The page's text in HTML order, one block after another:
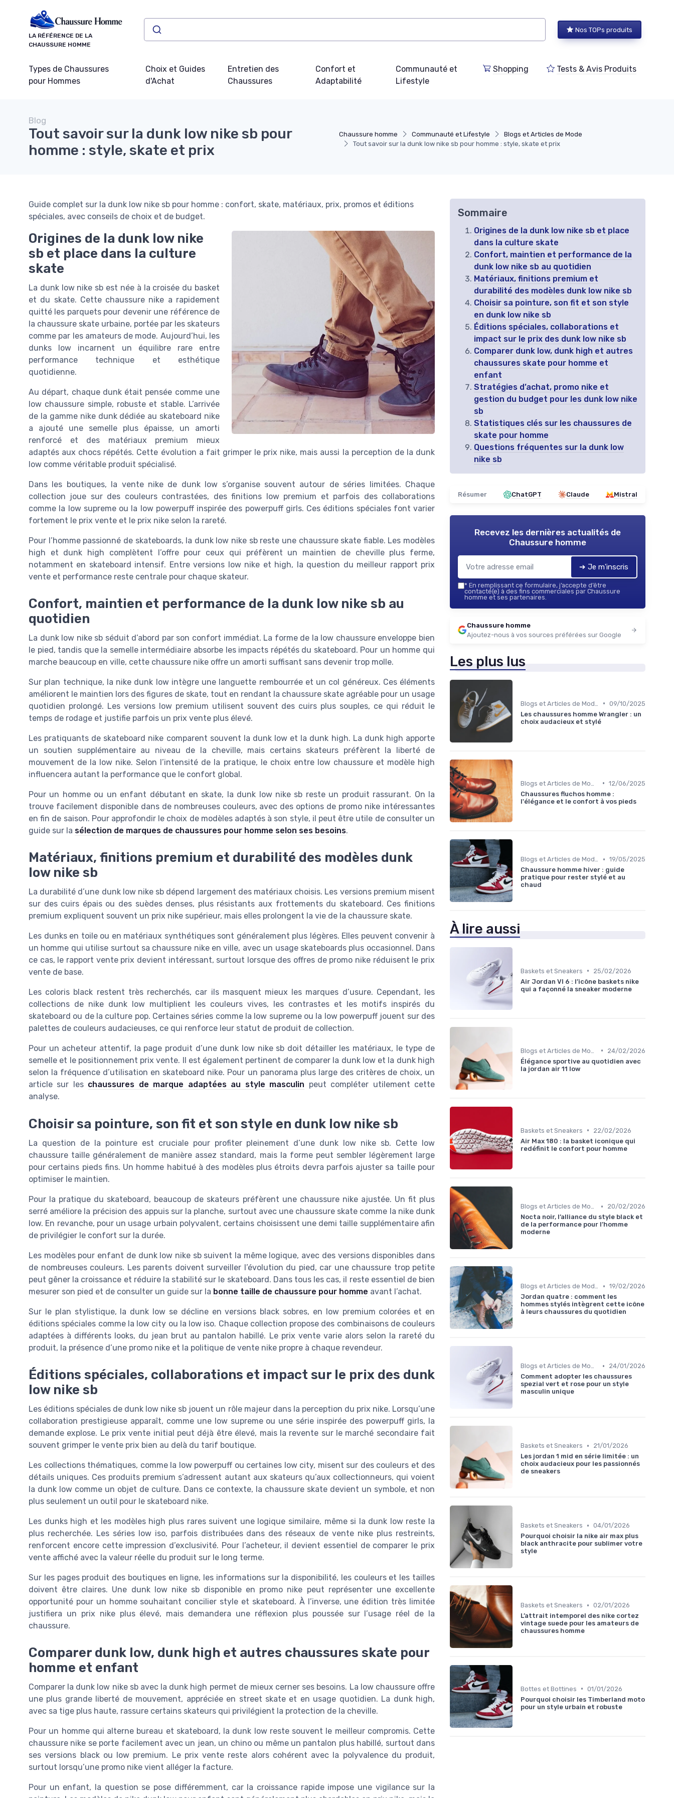
LA RÉFÉRENCE DE LA
CHAUSSURE HOMME
Nos TOPs produits
Types de Chaussures
pour Hommes
Choix et Guides
d'Achat
Entretien des
Chaussures
Confort et
Adaptabilité
Communauté et
Lifestyle
Shopping Tests & Avis Produits
Chaussure homme Communauté et Lifestyle
Blogs et Articles de Mode
Tout savoir sur la dunk low nike sb pour homme : style, skate et prix
Blog
Tout savoir sur la dunk low nike sb pour
homme : style, skate et prix
Guide complet sur la dunk low nike sb pour homme : confort, skate, matériaux, prix, promos et éditions
spéciales, avec conseils de choix et de budget.
Origines de la dunk low nike
sb et place dans la culture
skate
La dunk low nike sb est née à la croisée du basket
et du skate. Cette chaussure nike a rapidement
quitté les parquets pour devenir une référence de
la chaussure skate urbaine, portée par les skateurs
comme par les amateurs de mode. Aujourd’hui, les
dunks low incarnent un équilibre rare entre
performance technique et esthétique
quotidienne.
Au départ, chaque dunk était pensée comme une
low chaussure simple, robuste et stable. L’arrivée
de la gamme nike dunk dédiée au skateboard nike
a ajouté une semelle plus épaisse, un amorti
renforcé et des matériaux premium mieux
adaptés aux chocs répétés. Cette évolution a fait grimper le prix nike, mais aussi la perception de la dunk
low comme véritable produit spécialisé.
Dans les boutiques, la vente nike de dunk low s’organise souvent autour de séries limitées. Chaque
collection joue sur des couleurs contrastées, des finitions low premium et parfois des collaborations
comme la low supreme ou la low powerpuff inspirée des powerpuff girls. Ces éditions spéciales font varier
fortement le prix vente et le prix nike selon la rareté.
Pour l’homme passionné de skateboards, la dunk low nike sb reste une chaussure skate fiable. Les modèles
high et dunk high complètent l’offre pour ceux qui préfèrent un maintien de cheville plus ferme,
notamment en skateboard intensif. Entre versions low nike et high, la question du meilleur rapport prix
vente et performance reste centrale pour chaque skateur.
Confort, maintien et performance de la dunk low nike sb au
quotidien
La dunk low nike sb séduit d’abord par son confort immédiat. La forme de la low chaussure enveloppe bien
le pied, tandis que la semelle intermédiaire absorbe les impacts répétés du skateboard. Pour un homme qui
marche beaucoup en ville, cette chaussure nike offre un amorti suffisant sans devenir trop molle.
Sur plan technique, la nike dunk low intègre une languette rembourrée et un col généreux. Ces éléments
améliorent le maintien lors des figures de skate, tout en rendant la chaussure skate agréable pour un usage
quotidien prolongé. Les versions low premium utilisent souvent des cuirs plus souples, ce qui réduit le
temps de rodage et justifie parfois un prix vente plus élevé.
Les pratiquants de skateboard nike comparent souvent la dunk low et la dunk high. La dunk high apporte
un soutien supplémentaire au niveau de la cheville, mais certains skateurs préfèrent la liberté de
mouvement de la low nike. Selon l’intensité de la pratique, le choix entre low chaussure et modèle high
influencera autant la performance que le confort global.
Pour un homme ou un enfant débutant en skate, la dunk low nike sb reste un produit rassurant. On la
trouve facilement disponible dans de nombreuses couleurs, avec des options de promo nike intéressantes
en fin de saison. Pour approfondir le choix de modèles adaptés à son style, il peut être utile de consulter un
guide sur la sélection de marques de chaussures pour homme selon ses besoins.
Matériaux, finitions premium et durabilité des modèles dunk
low nike sb
La durabilité d’une dunk low nike sb dépend largement des matériaux choisis. Les versions premium misent
sur des cuirs épais ou des suèdes denses, plus résistants aux frottements du skateboard. Ces finitions
premium expliquent souvent un prix nike supérieur, mais elles prolongent la vie de la chaussure skate.
Les dunks en toile ou en matériaux synthétiques sont généralement plus légères. Elles peuvent convenir à
un homme qui utilise surtout sa chaussure nike en ville, avec un usage skateboards plus occasionnel. Dans
ce cas, le rapport vente prix devient intéressant, surtout lorsque des offres de promo nike réduisent le prix
vente de base.
Les coloris black restent très recherchés, car ils masquent mieux les marques d’usure. Cependant, les
collections de nike dunk low multiplient les couleurs vives, les contrastes et les motifs inspirés du
skateboard ou de la culture pop. Certaines séries comme la low supreme ou la low powerpuff jouent sur des
palettes de couleurs audacieuses, ce qui renforce leur statut de produit de collection.
Pour un acheteur attentif, la page produit d’une dunk low nike sb doit détailler les matériaux, le type de
semelle et le positionnement prix vente. Il est également pertinent de comparer la dunk low et la dunk high
selon la fréquence d’utilisation en skateboard nike. Pour un panorama plus large des critères de choix, un
article sur les chaussures de marque adaptées au style masculin peut compléter utilement cette
analyse.
Choisir sa pointure, son fit et son style en dunk low nike sb
La question de la pointure est cruciale pour profiter pleinement d’une dunk low nike sb. Cette low
chaussure taille généralement de manière assez standard, mais la forme peut sembler légèrement large
pour certains pieds fins. Un homme habitué à des modèles plus étroits devra parfois ajuster sa taille pour
optimiser le maintien.
Pour la pratique du skateboard, beaucoup de skateurs préfèrent une chaussure nike ajustée. Un fit plus
serré améliore la précision des appuis sur la planche, surtout avec une chaussure skate comme la nike dunk
low. En revanche, pour un usage urbain polyvalent, certains choisissent une demi taille supplémentaire afin
de privilégier le confort sur la durée.
Les modèles pour enfant de dunk low nike sb suivent la même logique, avec des versions disponibles dans
de nombreuses couleurs. Les parents doivent surveiller l’évolution du pied, car une chaussure trop petite
peut gêner la croissance et réduire la stabilité sur le skateboard. Dans tous les cas, il reste essentiel de bien
mesurer son pied et de consulter un guide sur la bonne taille de chaussure pour homme avant l’achat.
Sur le plan stylistique, la dunk low se décline en versions black sobres, en low premium colorées et en
éditions spéciales comme la low city ou la low iso. Chaque collection propose des combinaisons de couleurs
adaptées à différents looks, du jean brut au pantalon habillé. Le prix vente varie alors selon la rareté du
produit, la présence d’une promo nike et la politique de vente nike propre à chaque revendeur.
Éditions spéciales, collaborations et impact sur le prix des dunk
low nike sb
Les éditions spéciales de dunk low nike sb jouent un rôle majeur dans la perception du prix nike. Lorsqu’une
collaboration prestigieuse apparaît, comme une low supreme ou une série inspirée des powerpuff girls, la
demande explose. Le prix vente initial peut déjà être élevé, mais la revente sur le marché secondaire fait
souvent grimper le vente prix bien au delà du tarif boutique.
Les collections thématiques, comme la low powerpuff ou certaines low city, misent sur des couleurs et des
détails uniques. Ces produits premium s’adressent autant aux skateurs qu’aux collectionneurs, qui voient
la dunk low comme un objet de culture. Dans ce contexte, la chaussure skate devient un symbole, et non
plus seulement un outil pour le skateboard nike.
Les dunks high et les modèles high plus rares suivent une logique similaire, même si la dunk low reste la
plus recherchée. Les séries low iso, parfois distribuées dans des réseaux de vente nike plus restreints,
renforcent encore cette impression d’exclusivité. Pour l’acheteur, il devient essentiel de comparer le prix
vente affiché avec la valeur réelle du produit sur le long terme.
Sur les pages produit des boutiques en ligne, les informations sur la disponibilité, les couleurs et les tailles
doivent être claires. Une dunk low nike sb disponible en promo nike peut représenter une excellente
opportunité pour un homme souhaitant concilier style et skateboard. À l’inverse, une édition très limitée
justifiera un prix nike plus élevé, mais demandera une réflexion plus poussée sur l’usage réel de la
chaussure.
Comparer dunk low, dunk high et autres chaussures skate pour
homme et enfant
Comparer la dunk low nike sb avec la dunk high permet de mieux cerner ses besoins. La low chaussure offre
une plus grande liberté de mouvement, appréciée en street skate et en usage quotidien. La dunk high,
avec sa tige plus haute, rassure certains skateurs qui privilégient la protection de la cheville.
Pour un homme qui alterne bureau et skateboard, la dunk low reste souvent le meilleur compromis. Cette
chaussure nike se porte facilement avec un jean, un chino ou même un pantalon plus habillé, surtout dans
ses versions black ou low premium. Le prix vente reste alors cohérent avec la polyvalence du produit,
surtout lorsqu’une promo nike vient alléger la facture.
Pour un enfant, la question se pose différemment, car la croissance rapide impose une vigilance sur la
Sommaire
Origines de la dunk low nike sb et place
dans la culture skate
Confort, maintien et performance de la
dunk low nike sb au quotidien
Matériaux, finitions premium et
durabilité des modèles dunk low nike sb
Choisir sa pointure, son fit et son style
en dunk low nike sb
Éditions spéciales, collaborations et
impact sur le prix des dunk low nike sb
Comparer dunk low, dunk high et autres
chaussures skate pour homme et
enfant
Stratégies d’achat, promo nike et
gestion du budget pour les dunk low nike
sb
Statistiques clés sur les chaussures de
skate pour homme
Questions fréquentes sur la dunk low
nike sb
Résumer ChatGPT Claude Mistral
Recevez les dernières actualités de
Chaussure homme
➔ Je m'inscris
* En remplissant ce formulaire, j’accepte d’être
contacté(e) à des fins commerciales par Chaussure
homme et ses partenaires.
Chaussure homme
Ajoutez-nous à vos sources préférées sur Google
Les plus lus
• 09/10/2025
Les chaussures homme Wrangler : un
choix audacieux et stylé
• 12/06/2025
Chaussures fluchos homme :
l'élégance et le confort à vos pieds
Blogs et Articles de Mode • 19/05/2025
Chaussure homme hiver : guide
pratique pour rester stylé et au
chaud
À lire aussi
Baskets et Sneakers •
25/02/2026
Air Jordan VI 6 : l’icône baskets nike
qui a façonné la sneaker moderne
•
24/02/2026
Élégance sportive au quotidien avec
la jordan air 11 low
Baskets et Sneakers •
22/02/2026
Air Max 180 : la basket iconique qui
redéfinit le confort pour homme
Blogs et Articles de Mode •
20/02/2026
Nocta noir, l’alliance du style black et
de la performance pour l’homme
moderne
Blogs et Articles de Mode • 19/02/2026
Jordan quatre : comment les
hommes stylés intègrent cette icône
à leurs chaussures du quotidien
Blogs et Articles de Mode •
24/01/2026
Comment adopter les chaussures
spezial vert et rose pour un style
masculin unique
Baskets et Sneakers •
21/01/2026
Les jordan 1 mid en série limitée : un
choix audacieux pour les passionnés
de sneakers
Baskets et Sneakers • 04/01/2026
Pourquoi choisir la nike air max plus
black anthracite pour sublimer votre
style
Baskets et Sneakers • 02/01/2026
L’attrait intemporel des nike cortez
vintage suede pour les amateurs de
chaussures homme
Bottes et Bottines • 01/01/2026
Pourquoi choisir les Timberland moto
pour un style urbain et robuste